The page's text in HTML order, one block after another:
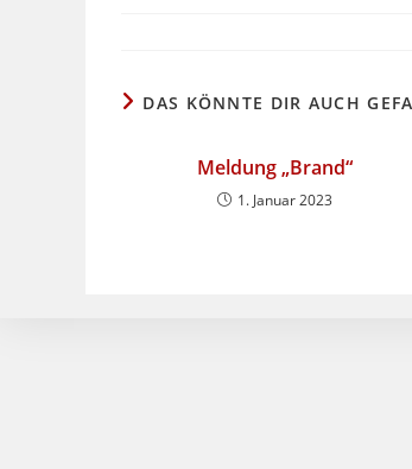
DAS KÖNNTE DIR AUCH
Meldung „Brand“
1. Januar 2023